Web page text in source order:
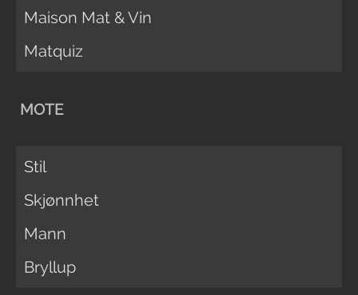
Maison Mat & Vin
Matquiz
MOTE
Stil
Skjønnhet
Mann
Bryllup